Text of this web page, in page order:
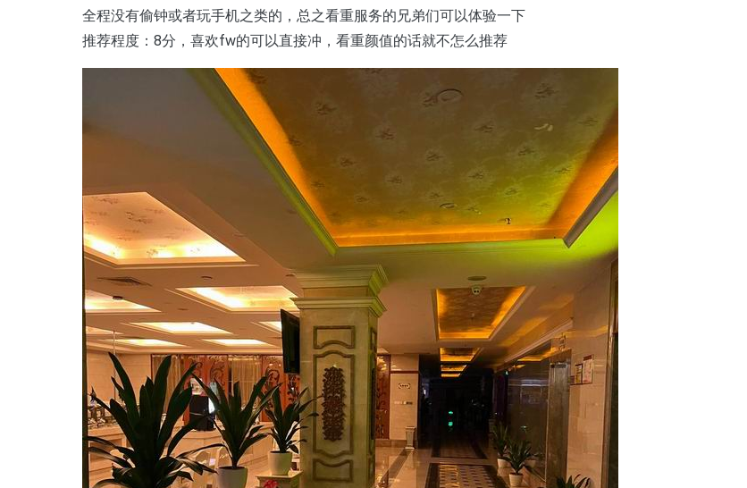
全程没有偷钟或者玩手机之类的，总之看重服务的兄弟们可以体验一下
推荐程度：8分，喜欢fw的可以直接冲，看重颜值的话就不怎么推荐